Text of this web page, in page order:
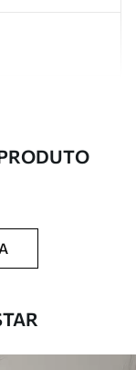
de verniz
parede com
ser limpos